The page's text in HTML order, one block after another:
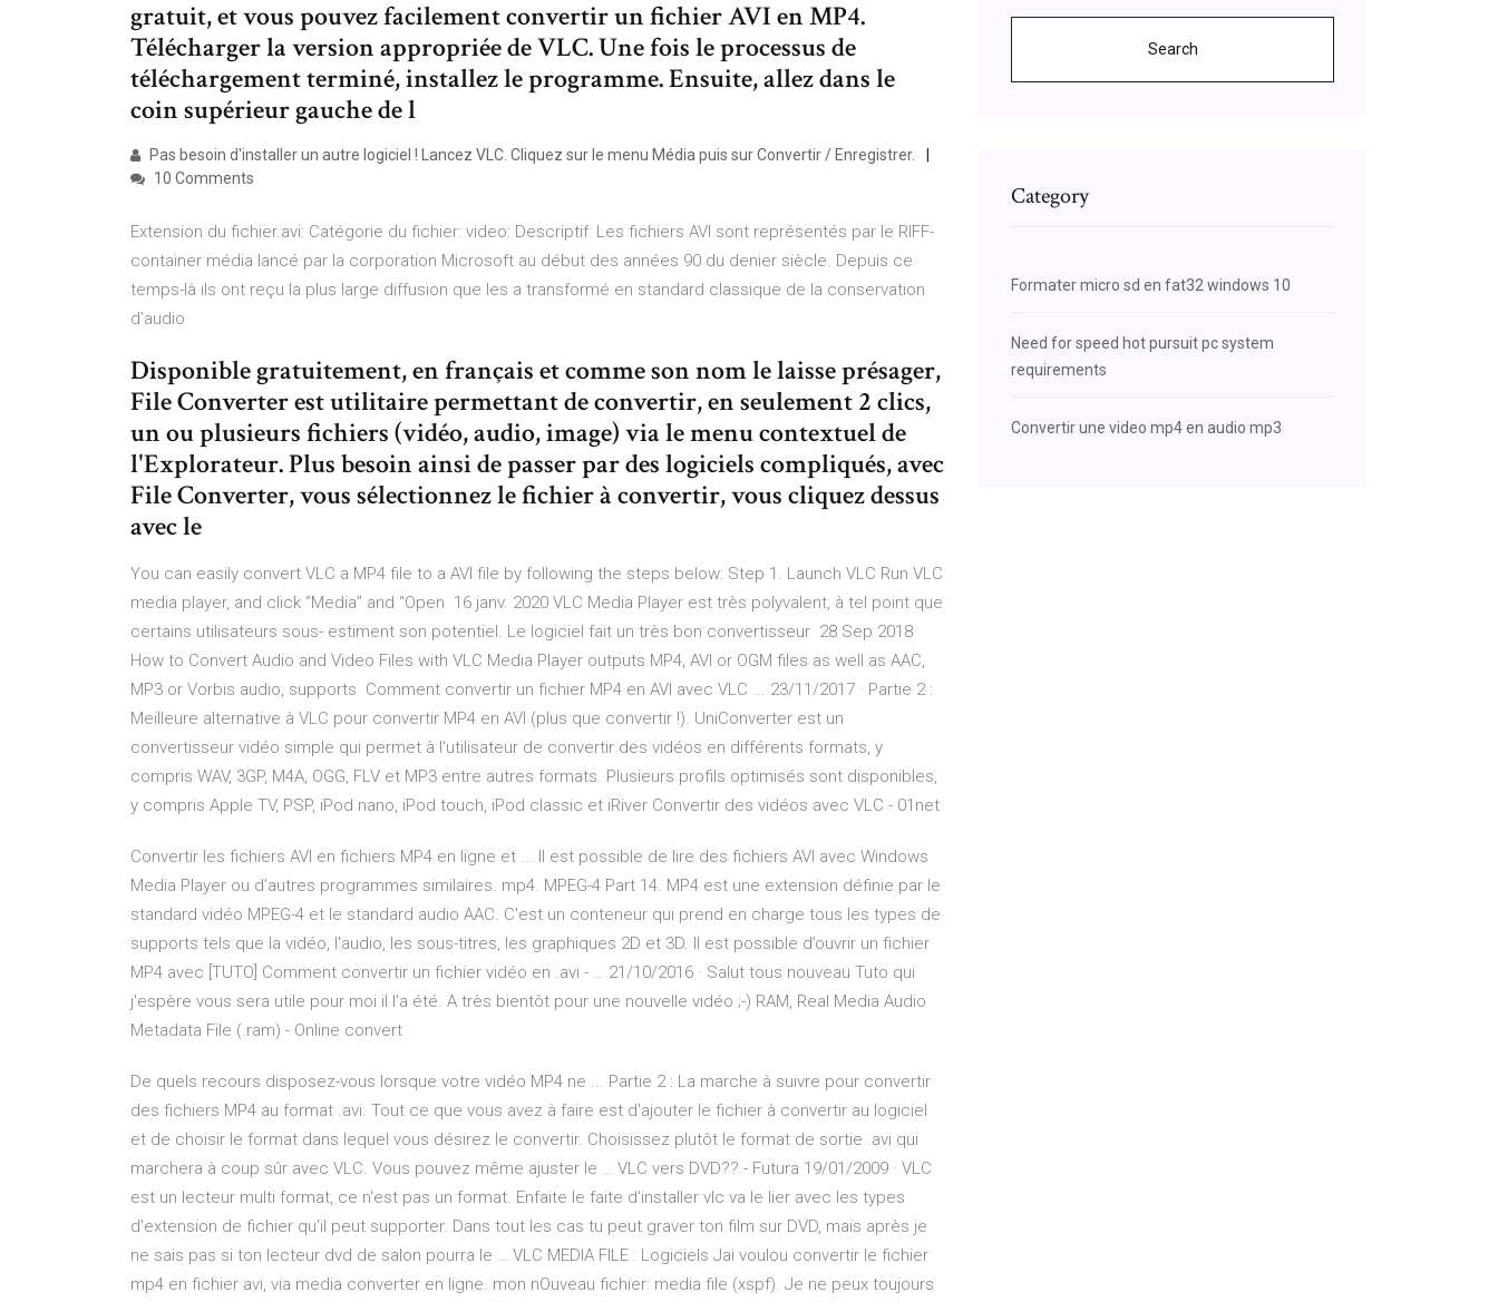
gratuit, et vous pouvez facilement convertir un fichier AVI en MP4.
Télécharger la version appropriée de VLC. Une fois le processus de
téléchargement terminé, installez le programme. Ensuite, allez dans le
coin supérieur gauche de l
Pas besoin d'installer un autre logiciel ! Lancez VLC. Cliquez sur le menu Média puis sur Convertir / Enregistrer.
10 Comments
Extension du fichier.avi: Catégorie du fichier: video: Descriptif: Les fichiers AVI sont représentés par le RIFF-
container média lancé par la corporation Microsoft au début des années 90 du denier siècle. Depuis ce
temps-là ils ont reçu la plus large diffusion que les a transformé en standard classique de la conservation
d’audio
Disponible gratuitement, en français et comme son nom le laisse présager,
File Converter est utilitaire permettant de convertir, en seulement 2 clics,
un ou plusieurs fichiers (vidéo, audio, image) via le menu contextuel de
l'Explorateur. Plus besoin ainsi de passer par des logiciels compliqués, avec
File Converter, vous sélectionnez le fichier à convertir, vous cliquez dessus
avec le
You can easily convert VLC a MP4 file to a AVI file by following the steps below: Step 1. Launch VLC Run VLC
media player, and click “Media” and “Open 16 janv. 2020 VLC Media Player est très polyvalent, à tel point que
certains utilisateurs sous- estiment son potentiel. Le logiciel fait un très bon convertisseur 28 Sep 2018
How to Convert Audio and Video Files with VLC Media Player outputs MP4, AVI or OGM files as well as AAC,
MP3 or Vorbis audio, supports Comment convertir un fichier MP4 en AVI avec VLC ... 23/11/2017 · Partie 2 :
Meilleure alternative à VLC pour convertir MP4 en AVI (plus que convertir !). UniConverter est un
convertisseur vidéo simple qui permet à l'utilisateur de convertir des vidéos en différents formats, y
compris WAV, 3GP, M4A, OGG, FLV et MP3 entre autres formats. Plusieurs profils optimisés sont disponibles,
y compris Apple TV, PSP, iPod nano, iPod touch, iPod classic et iRiver Convertir des vidéos avec VLC - 01net
Convertir les fichiers AVI en fichiers MP4 en ligne et ... Il est possible de lire des fichiers AVI avec Windows
Media Player ou d’autres programmes similaires. mp4. MPEG-4 Part 14. MP4 est une extension définie par le
standard vidéo MPEG-4 et le standard audio AAC. C'est un conteneur qui prend en charge tous les types de
supports tels que la vidéo, l'audio, les sous-titres, les graphiques 2D et 3D. Il est possible d’ouvrir un fichier
MP4 avec [TUTO] Comment convertir un fichier vidéo en .avi - … 21/10/2016 · Salut tous nouveau Tuto qui
j'espère vous sera utile pour moi il l'a été. A très bientôt pour une nouvelle vidéo ;-) RAM, Real Media Audio
Metadata File (.ram) - Online convert
De quels recours disposez-vous lorsque votre vidéo MP4 ne ... Partie 2 : La marche à suivre pour convertir
des fichiers MP4 au format .avi. Tout ce que vous avez à faire est d'ajouter le fichier à convertir au logiciel
et de choisir le format dans lequel vous désirez le convertir. Choisissez plutôt le format de sortie .avi qui
marchera à coup sûr avec VLC. Vous pouvez même ajuster le … VLC vers DVD?? - Futura 19/01/2009 · VLC
est un lecteur multi format, ce n'est pas un format. Enfaite le faite d'installer vlc va le lier avec les types
d'extension de fichier qu'il peut supporter. Dans tout les cas tu peut graver ton film sur DVD, mais après je
ne sais pas si ton lecteur dvd de salon pourra le … VLC MEDIA FILE : Logiciels Jai voulou convertir le fichier
mp4 en fichier avi, via media converter en ligne. mon nOuveau fichier: media file (xspf). Je ne peux toujours
Search
Category
Formater micro sd en fat32 windows 10
Need for speed hot pursuit pc system
requirements
Convertir une video mp4 en audio mp3